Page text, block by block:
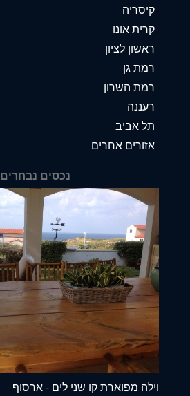
קיסריה
קרית אונו
ראשון לציון
רמת גן
רמת השרון
רעננה
תל אביב
אזורים אחרים
נכסים נבחרים
וילה מפוארת קו שני לים - ארסוף